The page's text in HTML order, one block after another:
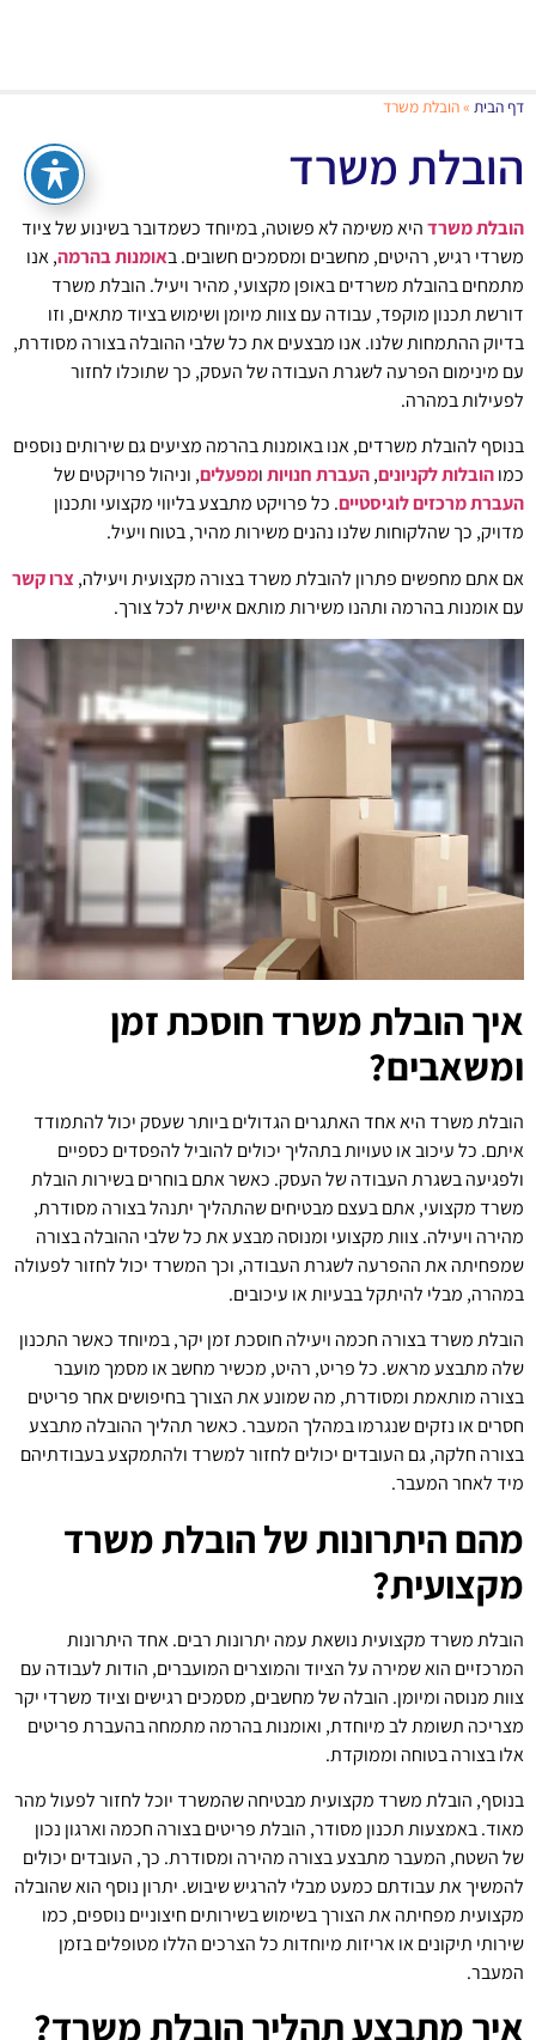
דף הבית »הובלת משרד
הובלת משרד
הובלת משרדהיא משימה לא פשוטה, במיוחד כשמדובר בשינוע של ציוד
משרדי רגיש, רהיטים, מחשבים ומסמכים חשובים. באומנות בהרמה, אנו
מתמחים בהובלת משרדים באופן מקצועי, מהיר ויעיל. הובלת משרד
דורשת תכנון מוקפד, עבודה עם צוות מיומן ושימוש בציוד מתאים, וזו
בדיוק ההתמחות שלנו. אנו מבצעים את כל שלבי ההובלה בצורה מסודרת,
עם מינימום הפרעה לשגרת העבודה של העסק, כך שתוכלו לחזור
לפעילות במהרה.
בנוסף להובלת משרדים, אנו באומנות בהרמה מציעים גם שירותים נוספים
כמוהובלות לקניונים,העברת חנויותומפעלים, וניהול פרויקטים של
העברת מרכזים לוגיסטיים. כל פרויקט מתבצע בליווי מקצועי ותכנון
מדויק, כך שהלקוחות שלנו נהנים משירות מהיר, בטוח ויעיל.
אם אתם מחפשים פתרון להובלת משרד בצורה מקצועית ויעילה,צרו קשר
עם אומנות בהרמה ותהנו משירות מותאם אישית לכל צורך.
איך הובלת משרד חוסכת זמן
ומשאבים?
הובלת משרד היא אחד האתגרים הגדולים ביותר שעסק יכול להתמודד
איתם. כל עיכוב או טעויות בתהליך יכולים להוביל להפסדים כספיים
ולפגיעה בשגרת העבודה של העסק. כאשר אתם בוחרים בשירות הובלת
משרד מקצועי, אתם בעצם מבטיחים שהתהליך יתנהל בצורה מסודרת,
מהירה ויעילה. צוות מקצועי ומנוסה מבצע את כל שלבי ההובלה בצורה
שמפחיתה את ההפרעה לשגרת העבודה, וכך המשרד יכול לחזור לפעולה
במהרה, מבלי להיתקל בבעיות או עיכובים.
הובלת משרד בצורה חכמה ויעילה חוסכת זמן יקר, במיוחד כאשר התכנון
שלה מתבצע מראש. כל פריט, רהיט, מכשיר מחשב או מסמך מועבר
בצורה מותאמת ומסודרת, מה שמונע את הצורך בחיפושים אחר פריטים
חסרים או נזקים שנגרמו במהלך המעבר. כאשר תהליך ההובלה מתבצע
בצורה חלקה, גם העובדים יכולים לחזור למשרד ולהתמקצע בעבודתיהם
מיד לאחר המעבר.
מהם היתרונות של הובלת משרד
מקצועית?
הובלת משרד מקצועית נושאת עמה יתרונות רבים. אחד היתרונות
המרכזיים הוא שמירה על הציוד והמוצרים המועברים, הודות לעבודה עם
צוות מנוסה ומיומן. הובלה של מחשבים, מסמכים רגישים וציוד משרדי יקר
מצריכה תשומת לב מיוחדת, ואומנות בהרמה מתמחה בהעברת פריטים
אלו בצורה בטוחה וממוקדת.
בנוסף, הובלת משרד מקצועית מבטיחה שהמשרד יוכל לחזור לפעול מהר
מאוד. באמצעות תכנון מסודר, הובלת פריטים בצורה חכמה וארגון נכון
של השטח, המעבר מתבצע בצורה מהירה ומסודרת. כך, העובדים יכולים
להמשיך את עבודתם כמעט מבלי להרגיש שיבוש. יתרון נוסף הוא שהובלה
מקצועית מפחיתה את הצורך בשימוש בשירותים חיצוניים נוספים, כמו
שירותי תיקונים או אריזות מיוחדות כל הצרכים הללו מטופלים בזמן
המעבר.
איך מתבצע תהליך הובלת משרד?